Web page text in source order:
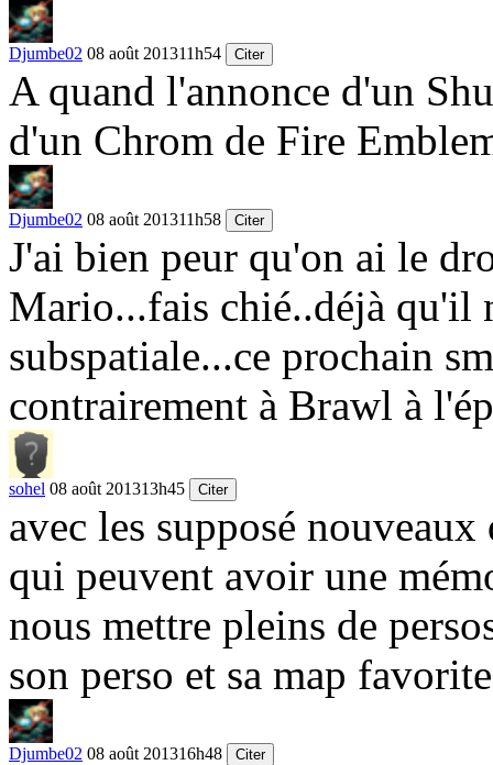
Djumbe02 08 août 201311h54 Citer
A quand l'annonce d'un
d'un Chrom de Fire
Djumbe02 08 août 201311h58 Citer
J'ai bien peur qu'on ai le
Mario...fais chié..déjà qu'il
subspatiale...ce prochain
contrairement à Brawl à
sohel 08 août 201313h45 Citer
avec les supposé
qui peuvent avoir une
nous mettre pleins de
son perso et sa map
Djumbe02 08 août 201316h48 Citer